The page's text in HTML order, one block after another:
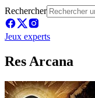
Rechercher
Jeux experts
Res Arcana